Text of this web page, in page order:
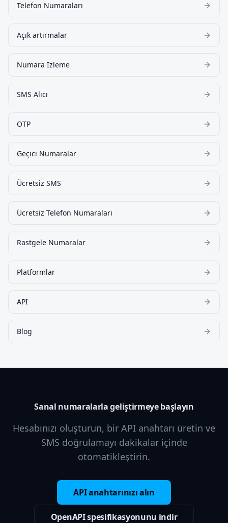
Telefon Numaraları
Açık artırmalar
Numara İzleme
SMS Alıcı
OTP
Geçici Numaralar
Ücretsiz SMS
Ücretsiz Telefon Numaraları
Rastgele Numaralar
Platformlar
API
Blog
Sanal numaralarla geliştirmeye başlayın
Hesabınızı oluşturun, bir API anahtarı üretin ve
SMS doğrulamayı dakikalar içinde
otomatikleştirin.
API anahtarınızı alın
OpenAPI spesifikasyonunu indir